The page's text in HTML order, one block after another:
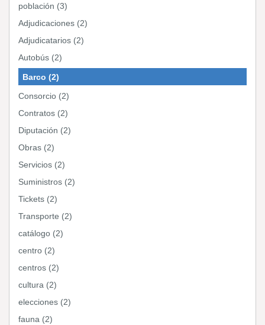
población (3)
Adjudicaciones (2)
Adjudicatarios (2)
Autobús (2)
Barco (2)
Consorcio (2)
Contratos (2)
Diputación (2)
Obras (2)
Servicios (2)
Suministros (2)
Tickets (2)
Transporte (2)
catálogo (2)
centro (2)
centros (2)
cultura (2)
elecciones (2)
fauna (2)